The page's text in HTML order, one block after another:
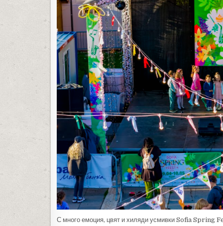
С много емоция, цвят и хиляди усмивки Sofia Spring